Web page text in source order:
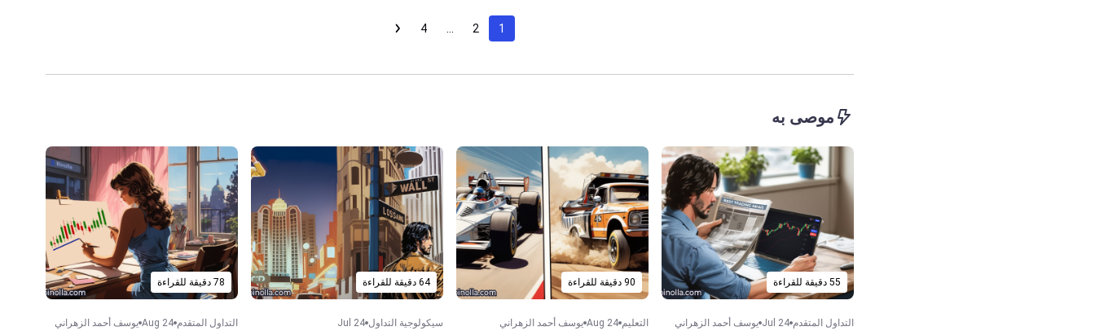
1
2
4
موصى به
55 دقيقة للقراءة
التداول المتقدم Jul 24 يوسف أحمد الزهراني
90 دقيقة للقراءة
التعليم Aug 24 يوسف أحمد الزهراني
64 دقيقة للقراءة
سيكولوجية التداول Jul 24
78 دقيقة للقراءة
التداول المتقدم Aug 24 يوسف أحمد الزهراني